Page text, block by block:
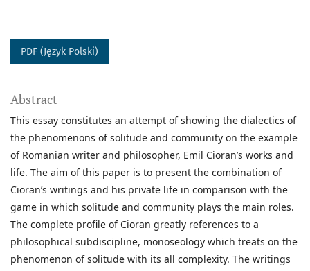
PDF (Język Polski)
Abstract
This essay constitutes an attempt of showing the dialectics of
the phenomenons of solitude and community on the example
of Romanian writer and philosopher, Emil Cioran’s works and
life. The aim of this paper is to present the combination of
Cioran’s writings and his private life in comparison with the
game in which solitude and community plays the main roles.
The complete profile of Cioran greatly references to a
philosophical subdiscipline, monoseology which treats on the
phenomenon of solitude with its all complexity. The writings